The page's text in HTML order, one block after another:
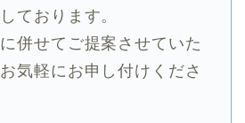
ております。
併せてご提案させていた
気軽にお申し付けくださ